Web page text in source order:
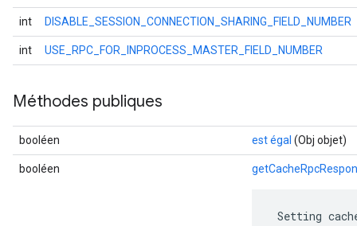
int DISABLE_SESSION_CONNECTION_SHARING_FIELD_NUMBER
int USE_RPC_FOR_INPROCESS_MASTER_FIELD_NUMBER
Méthodes publiques
booléen est égal (Obj objet)
booléen
Setting